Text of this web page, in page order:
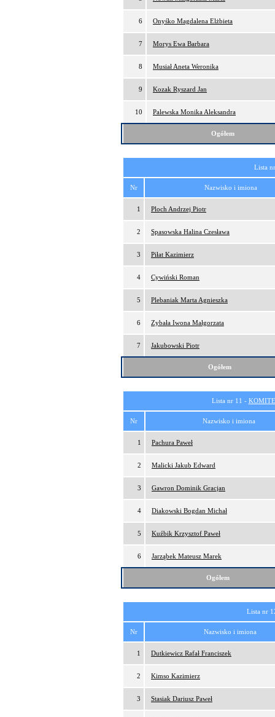
6 Onyśko Magdalena Elżbieta
7 Morys Ewa Barbara
8 Musiał Aneta Weronika
9 Kozak Ryszard Jan
10 Palewska Monika Aleksandra
Ogółem
Lista
Nr Nazwisko i imiona
1 Ploch Andrzej Piotr
2 Spasowska Halina Czesława
3 Piłat Kazimierz
4 Cywiński Roman
5 Plebaniak Marta Agnieszka
6 Zybała Iwona Małgorzata
7 Jakubowski Piotr
Ogółem
Lista nr 11 -
Nr Nazwisko i imiona
1 Pachura Paweł
2 Malicki Jakub Edward
3 Gawron Dominik Gracjan
4 Diakowski Bogdan Michał
5 Kuźbik Krzysztof Paweł
6 Jarząbek Mateusz Marek
Ogółem
Lista nr
Nr Nazwisko i imiona
1 Dutkiewicz Rafał Franciszek
2 Kimso Kazimierz
3 Stasiak Dariusz Paweł